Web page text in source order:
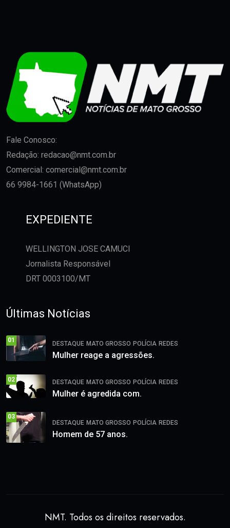
Fale Conosco:
Redação: redacao@nmt.com.br
Comercial: comercial@nmt.com.br
66 9984-1661 (WhatsApp)
EXPEDIENTE
WELLINGTON JOSE CAMUCI
Jornalista Responsável
DRT 0003100/MT
Últimas Notícias
01 DESTAQUE MATO GROSSO POLÍCIA REDES
Mulher reage a agressões.
02 DESTAQUE MATO GROSSO POLÍCIA REDES
Mulher é agredida com.
03
DESTAQUE MATO GROSSO POLÍCIA REDES
Homem de 57 anos.
NMT. Todos os direitos reservados.